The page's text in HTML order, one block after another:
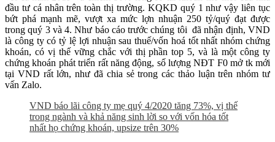
đầu tư cá nhân trên toàn thị trường. KQKD quý 1 như vậy liên tục
bứt phá mạnh mẽ, vượt xa mức lợn nhuận 250 tỷ/quý đạt được
trong quý 3 và 4. Như báo cáo trước chúng tôi đã nhận định, VND
là công ty có tỷ lệ lợi nhuận sau thuế/vốn hoá tốt nhất nhóm chứng
khoán, có vị thế vững chắc với thị phần top 5, và là một công ty
chứng khoán phát triển rất năng động, số lượng NĐT F0 mở tk mới
tại VND rất lớn, như đã chia sẻ trong các thảo luận trên nhóm tư
vấn Zalo.
VND báo lãi công ty mẹ quý 4/2020 tăng 73%, vị thế
trong ngành và khả năng sinh lời so với vốn hóa tốt
nhất họ chứng khoán, upsize trên 30%